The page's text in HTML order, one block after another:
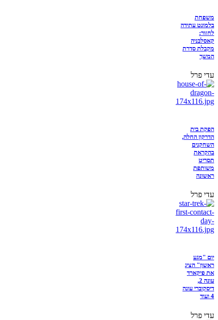
משפחת
בלמונט עתידה
לחזור:
קאסלבניה
מקבלת סדרת
המשך
עדי פרל
הפקת בית
הדרקון החלה,
השחקנים
בהקראת
תסריט
משותפת
ראשונה
עדי פרל
יום "מגע
ראשון" הציג
את פיקארד
עונה 2,
דיסקוברי עונה
4 ועוד
עדי פרל